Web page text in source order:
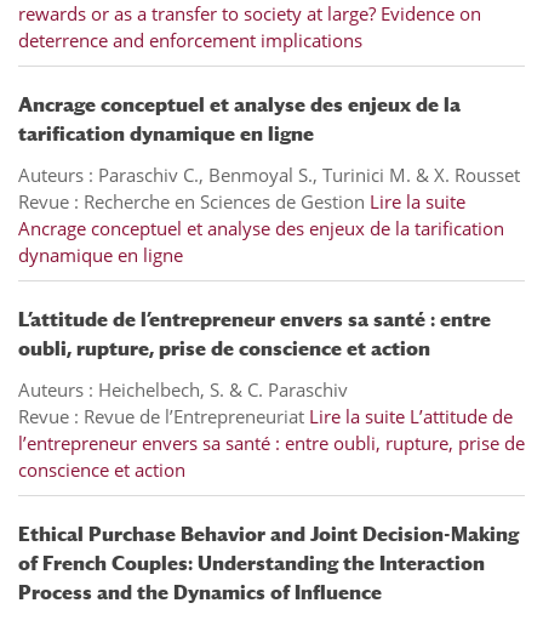
rewards or as a transfer to society at large? Evidence on
deterrence and enforcement implications
Ancrage conceptuel et analyse des enjeux de la
tarification dynamique en ligne
Auteurs : Paraschiv C., Benmoyal S., Turinici M. & X. Rousset
Revue : Recherche en Sciences de Gestion Lire la suite
Ancrage conceptuel et analyse des enjeux de la tarification
dynamique en ligne
L’attitude de l’entrepreneur envers sa santé : entre
oubli, rupture, prise de conscience et action
Auteurs : Heichelbech, S. & C. Paraschiv
Revue : Revue de l’Entrepreneuriat Lire la suite L’attitude de
l’entrepreneur envers sa santé : entre oubli, rupture, prise de
conscience et action
Ethical Purchase Behavior and Joint Decision-Making
of French Couples: Understanding the Interaction
Process and the Dynamics of Influence